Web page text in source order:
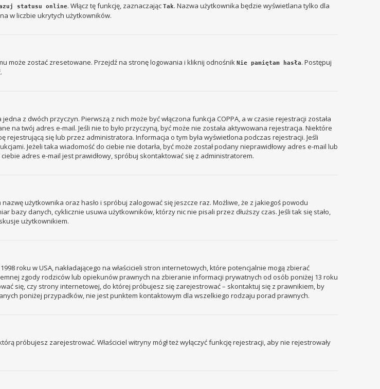
statusu online. Włącz tę funkcję, zaznaczając Tak. Nazwa użytkownika będzie wyświetlana tylko dla
w liczbie ukrytych użytkowników.
może zostać zresetowane. Przejdź na stronę logowania i kliknij odnośnik Nie pamiętam hasła. Postępuj
z dwóch przyczyn. Pierwszą z nich może być włączona funkcja COPPA, a w czasie rejestracji została
na twój adres e-mail. Jeśli nie to było przyczyną, być może nie została aktywowana rejestracja. Niektóre
się lub przez administratora. Informacja o tym była wyświetlona podczas rejestracji. Jeśli
Jeżeli taka wiadomość do ciebie nie dotarła, być może został podany nieprawidłowy adres e-mail lub
adres e-mail jest prawidłowy, spróbuj skontaktować się z administratorem.
użytkownika oraz hasło i spróbuj zalogować się jeszcze raz. Możliwe, że z jakiegoś powodu
bazy danych, cyklicznie usuwa użytkowników, którzy nic nie pisali przez dłuższy czas. Jeśli tak się stało,
użytkownikiem.
roku w USA, nakładającego na właścicieli stron internetowych, które potencjalnie mogą zbierać
zgody rodziców lub opiekunów prawnych na zbieranie informacji prywatnych od osób poniżej 13 roku
się, czy strony internetowej, do której próbujesz się zarejestrować – skontaktuj się z prawnikiem, by
poniżej przypadków, nie jest punktem kontaktowym dla wszelkiego rodzaju porad prawnych.
próbujesz zarejestrować. Właściciel witryny mógł też wyłączyć funkcję rejestracji, aby nie rejestrowały